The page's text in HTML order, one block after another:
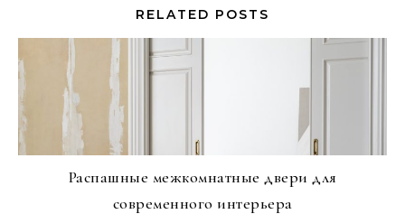
RELATED POSTS
Распашные межкомнатные двери для
современного интерьера